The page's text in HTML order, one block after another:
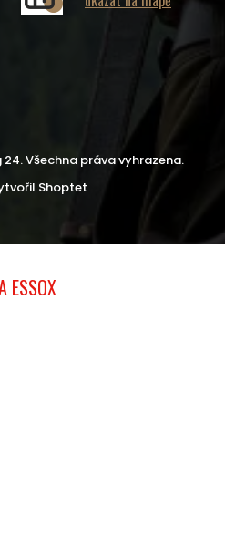
Shoptet
24. Všechna práva vyhrazena.
ESSOX